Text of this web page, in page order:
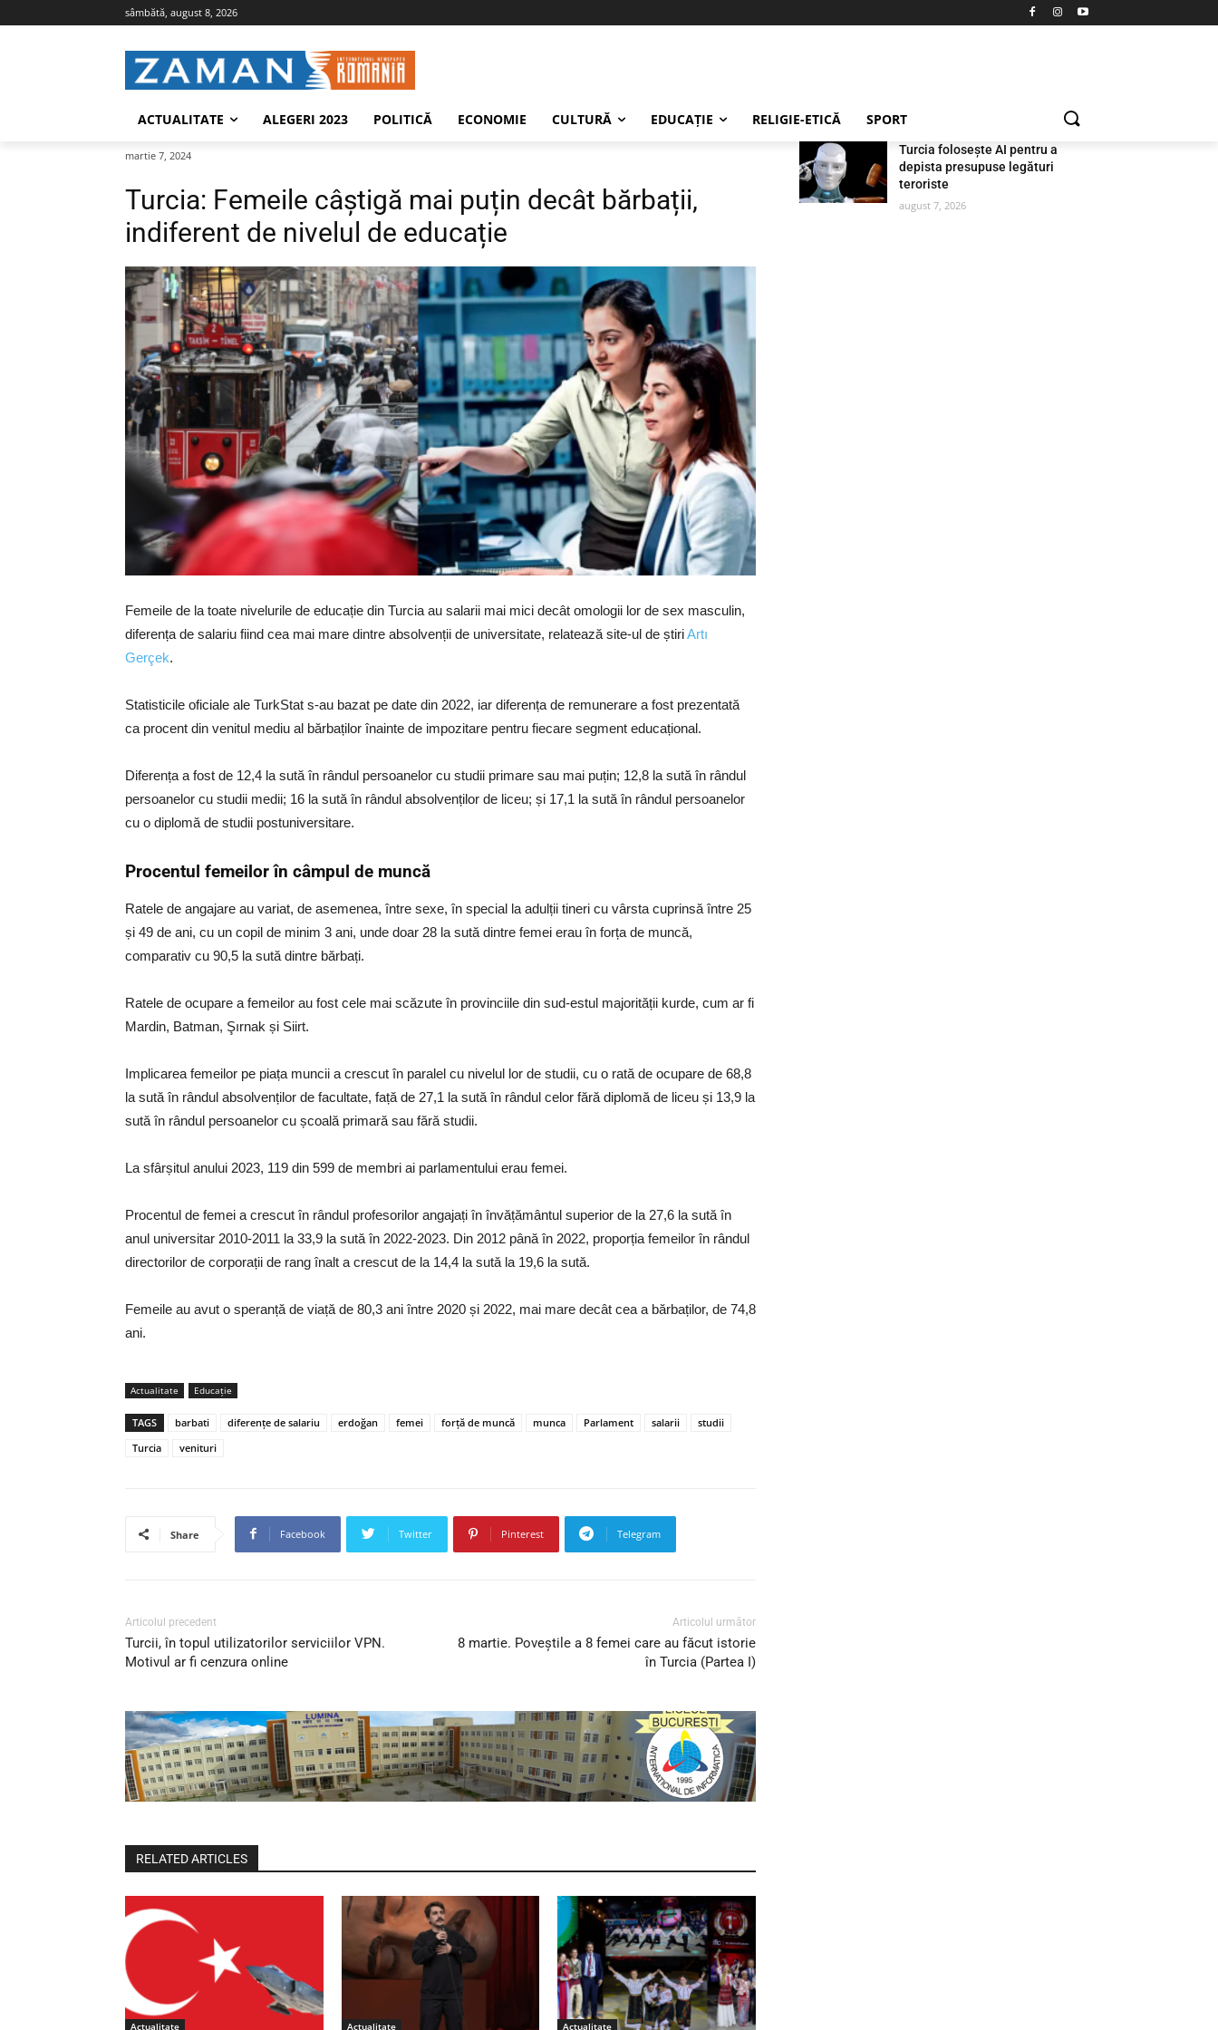
sâmbătă, august 8, 2026
ACTUALITATE ALEGERI 2023 POLITICĂ ECONOMIE CULTURĂ EDUCAŢIE RELIGIE-ETICĂ SPORT
martie 7, 2024
Turcia: Femeile câștigă mai puțin decât bărbații,
indiferent de nivelul de educație
Femeile de la toate nivelurile de educație din Turcia au salarii mai mici decât omologii lor de sex masculin,
diferența de salariu fiind cea mai mare dintre absolvenții de universitate, relatează site-ul de știriArtı
Gerçek.
Statisticile oficiale ale TurkStat s-au bazat pe date din 2022, iar diferența de remunerare a fost prezentată
ca procent din venitul mediu al bărbaților înainte de impozitare pentru fiecare segment educațional.
Diferența a fost de 12,4 la sută în rândul persoanelor cu studii primare sau mai puțin; 12,8 la sută în rândul
persoanelor cu studii medii; 16 la sută în rândul absolvenților de liceu; și 17,1 la sută în rândul persoanelor
cu o diplomă de studii postuniversitare.
Procentul femeilor în câmpul de muncă
Ratele de angajare au variat, de asemenea, între sexe, în special la adulții tineri cu vârsta cuprinsă între 25
și 49 de ani, cu un copil de minim 3 ani, unde doar 28 la sută dintre femei erau în forța de muncă,
comparativ cu 90,5 la sută dintre bărbați.
Ratele de ocupare a femeilor au fost cele mai scăzute în provinciile din sud-estul majorității kurde, cum ar fi
Mardin, Batman, Şırnak și Siirt.
Implicarea femeilor pe piața muncii a crescut în paralel cu nivelul lor de studii, cu o rată de ocupare de 68,8
la sută în rândul absolvenților de facultate, față de 27,1 la sută în rândul celor fără diplomă de liceu și 13,9 la
sută în rândul persoanelor cu școală primară sau fără studii.
La sfârșitul anului 2023, 119 din 599 de membri ai parlamentului erau femei.
Procentul de femei a crescut în rândul profesorilor angajați în învățământul superior de la 27,6 la sută în
anul universitar 2010-2011 la 33,9 la sută în 2022-2023. Din 2012 până în 2022, proporția femeilor în rândul
directorilor de corporații de rang înalt a crescut de la 14,4 la sută la 19,6 la sută.
Femeile au avut o speranță de viață de 80,3 ani între 2020 și 2022, mai mare decât cea a bărbaților, de 74,8
ani.
Actualitate Educaţie
TAGS barbati diferențe de salariu erdoğan femei forță de muncă munca Parlament salarii
studii
Turcia
venituri
Share Facebook Twitter Pinterest Telegram
Articolul precedent
Turcii, în topul utilizatorilor serviciilor VPN.
Motivul ar fi cenzura online
Articolul următor
8 martie. Poveștile a 8 femei care au făcut istorie
în Turcia (Partea I)
RELATED ARTICLES
Actualitate Actualitate Actualitate
Turcia folosește AI pentru a
depista presupuse legături
teroriste
august 7, 2026